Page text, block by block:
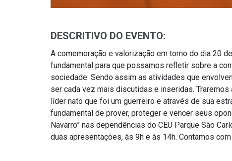
DESCRITIVO DO EVENTO:
A comemoração e valorização em torno do dia 20
fundamental para que possamos refletir sobre a
sociedade. Sendo assim as atividades que
ser cada vez mais discutidas e inseridas.
líder nato que foi um guerreiro e através de sua
fundamental de prover, proteger e vencer seus
Navarro” nas dependências do CEU Parque São
duas apresentações, às 9h e às 14h. Contamos